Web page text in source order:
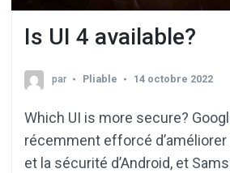
Is UI 4 available?
par Pliable 14 octobre 2022
Which UI is more secure?
récemment efforcé
et la sécurité d’Android, et